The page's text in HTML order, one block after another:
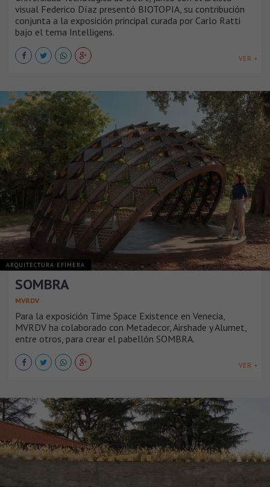
visual Federico Díaz presentó BIOTOPIA, su contribución
conjunta a la exposición principal curada por Carlo Ratti
bajo el tema Intelligens.
VER +
ARQUITECTURA EFÍMERA
SOMBRA
MVRDV
Para la exposición Time Space Existence en Venecia,
MVRDV ha colaborado con Metadecor, Airshade y Alumet,
entre otros, para crear el pabellón SOMBRA.
VER +